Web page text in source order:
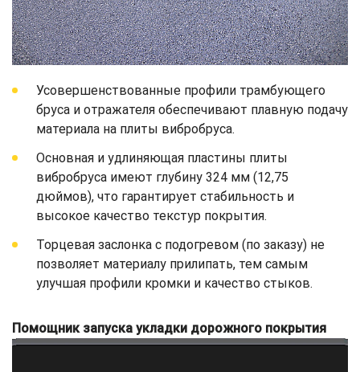
Усовершенствованные профили трамбующего
бруса и отражателя обеспечивают плавную подачу
материала на плиты вибробруса.
Основная и удлиняющая пластины плиты
вибробруса имеют глубину 324 мм (12,75
дюймов), что гарантирует стабильность и
высокое качество текстур покрытия.
Торцевая заслонка с подогревом (по заказу) не
позволяет материалу прилипать, тем самым
улучшая профили кромки и качество стыков.
Помощник запуска укладки дорожного покрытия